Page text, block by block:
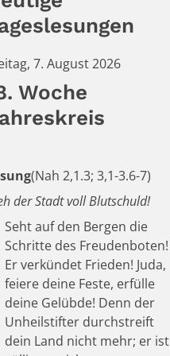
7. August 2026
Woche
(Nah 2,1.3; 3,1-3.6-7)
der Stadt voll Blutschuld!
Seht auf den Bergen die
Schritte des Freudenboten!
Er verkündet Frieden! Juda,
feiere deine Feste, erfülle
deine Gelübde! Denn der
Unheilstifter durchstreift
dein Land nicht mehr; er ist